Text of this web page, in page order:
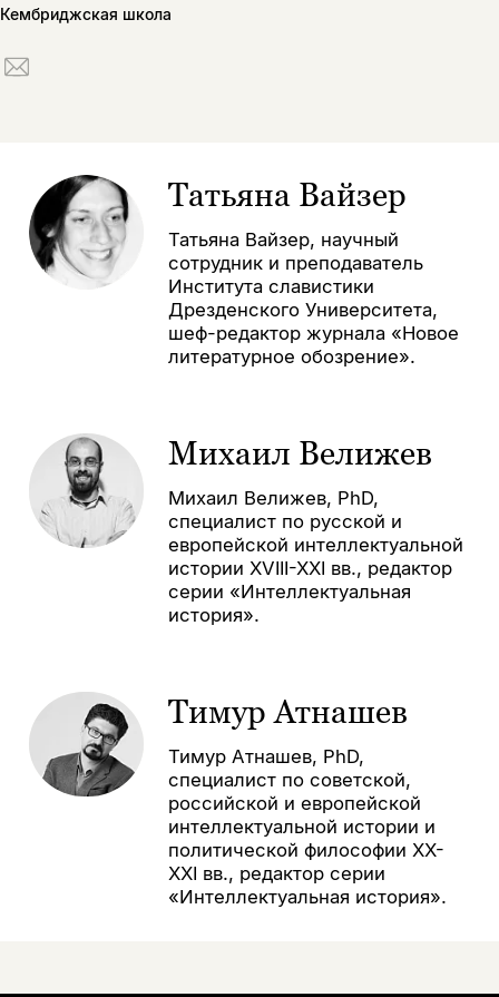
Кембриджская школа
Татьяна Вайзер
Татьяна Вайзер, научный
сотрудник и преподаватель
Института славистики
Дрезденского Университета,
шеф-редактор журнала «Новое
литературное обозрение».
Михаил Велижев
Михаил Велижев, PhD,
специалист по русской и
европейской интеллектуальной
истории XVIII-XXI вв., редактор
серии «Интеллектуальная
история».
Тимур Атнашев
Тимур Атнашев, PhD,
специалист по советской,
российской и европейской
интеллектуальной истории и
политической философии XХ-
XXI вв., редактор серии
«Интеллектуальная история».